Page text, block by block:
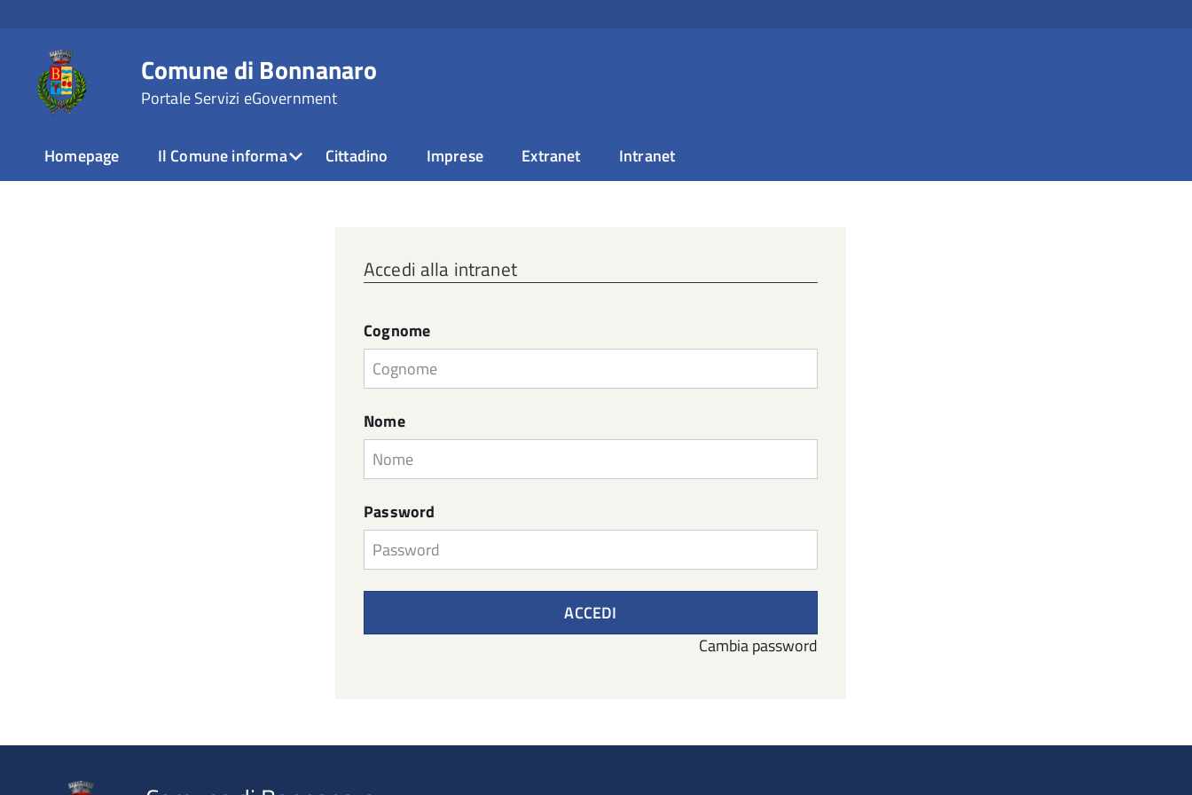
Comune di Bonnanaro
Portale Servizi eGovernment
Homepage Il Comune informa Cittadino Imprese Extranet Intranet
Accedi alla intranet
Cognome
Nome
Password